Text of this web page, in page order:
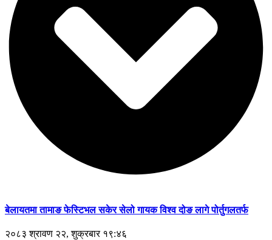
बेलायतमा तामाङ फेस्टिभल सकेर सेलो गायक विश्व दोङ लागे पोर्तुगलतर्फ
२०८३ श्रावण २२, शुक्रबार १९:४६